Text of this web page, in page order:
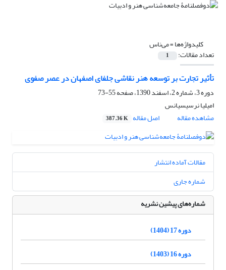
کلیدواژه‌ها =می‌ناس
تعداد مقالات: 1
تأثیر تجارت بر توسعه هنر نقاشی جلفای اصفهان در عصر صفوی
دوره 3، شماره 2، اسفند 1390، صفحه
55-73
امیلیا نرسیسیانس
مشاهده مقاله
اصل مقاله 387.36 K
مقالات آماده انتشار
شماره جاری
شماره‌های پیشین نشریه
دوره 17 (1404)
دوره 16 (1403)